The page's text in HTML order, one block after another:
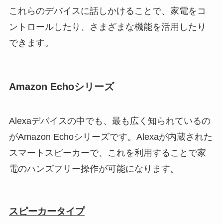
これらのデバイスに話しかけることで、家電をコ
ントロールしたり、さまざまな機能を活用したり
できます。
Amazon Echoシリーズ
Alexaデバイスの中でも、最も広く知られているの
がAmazon Echoシリーズです。Alexaが内蔵された
スマートスピーカーで、これを利用することで家
電のハンズフリー操作が可能になります。
スピーカータイプ